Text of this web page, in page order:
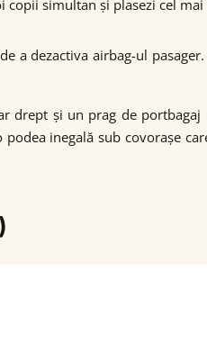
simultan și plasezi cel
a dezactiva airbag-ul
drept și un prag de
inegală sub covorașe